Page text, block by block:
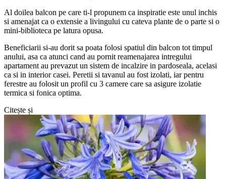
Al doilea balcon pe care ti-l propunem ca inspiratie este unul inchis
si amenajat ca o extensie a livingului cu cateva plante de o parte si o
mini-biblioteca pe latura opusa.
Beneficiarii si-au dorit sa poata folosi spatiul din balcon tot timpul
anului, asa ca atunci cand au pornit reamenajarea intregului
apartament au prevazut un sistem de incalzire in pardoseala, acelasi
ca si in interior casei. Peretii si tavanul au fost izolati, iar pentru
ferestre au folosit un profil cu 3 camere care sa asigure izolatie
termica si fonica optima.
Citește și